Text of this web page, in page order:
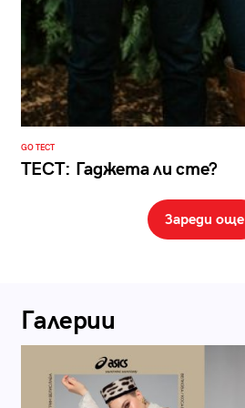
GO ТЕСТ
ТЕСТ: Гаджета ли сте?
Зареди още
Галерии